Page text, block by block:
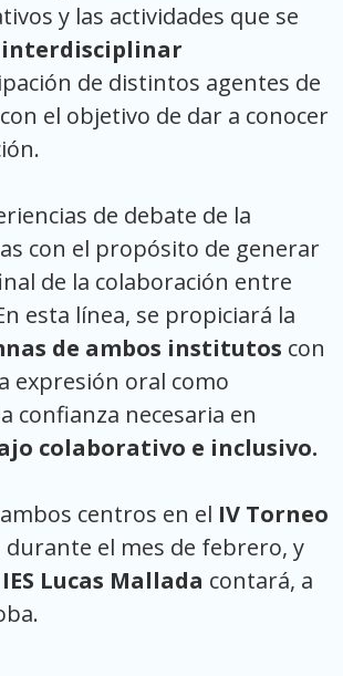
y las actividades que se
interdisciplinar
de distintos agentes de
el objetivo de dar a conocer
de debate de la
con el propósito de generar
de la colaboración entre
esta línea, se propiciará la
de ambos institutos con
expresión oral como
confianza necesaria en
colaborativo e inclusivo.
centros en el IV Torneo
durante el mes de febrero, y
Lucas Mallada contará, a